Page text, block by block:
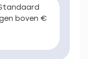
boven €